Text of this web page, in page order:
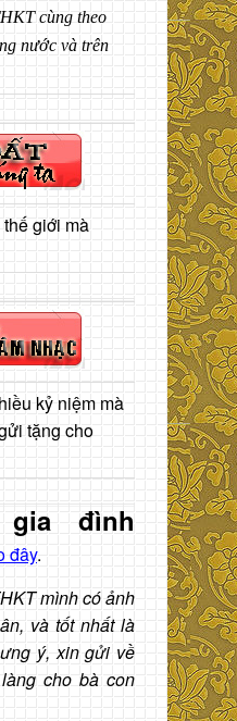
cùng theo
nước và trên
giới mà
kỷ niệm mà
tặng cho
gia đình
đây.
mình có ảnh
và tốt nhất là
ý, xin gửi về
cho bà con